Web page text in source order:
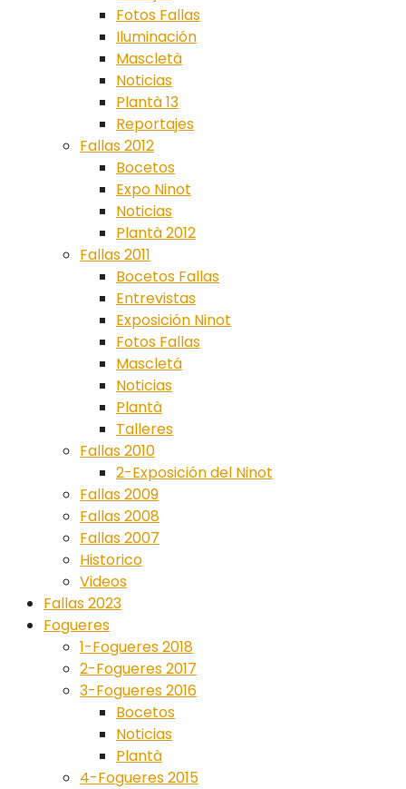
Fotos Fallas
Iluminación
Mascletà
Noticias
Plantà 13
Reportajes
Fallas 2012
Bocetos
Expo Ninot
Noticias
Plantà 2012
Fallas 2011
Bocetos Fallas
Entrevistas
Exposición Ninot
Fotos Fallas
Mascletá
Noticias
Plantà
Talleres
Fallas 2010
2-Exposición del Ninot
Fallas 2009
Fallas 2008
Fallas 2007
Historico
Videos
Fallas 2023
Fogueres
1-Fogueres 2018
2-Fogueres 2017
3-Fogueres 2016
Bocetos
Noticias
Plantà
4-Fogueres 2015